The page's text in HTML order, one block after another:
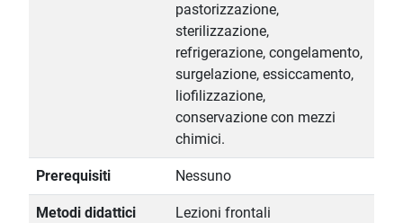
pastorizzazione,
sterilizzazione,
refrigerazione, congelamento,
surgelazione, essiccamento,
liofilizzazione,
conservazione con mezzi
chimici.
Prerequisiti Nessuno
Metodi didattici Lezioni frontali